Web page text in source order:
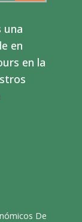
una
en
en la
De